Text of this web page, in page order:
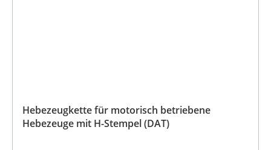
Hebezeugkette für motorisch betriebene
Hebezeuge mit H-Stempel (DAT)